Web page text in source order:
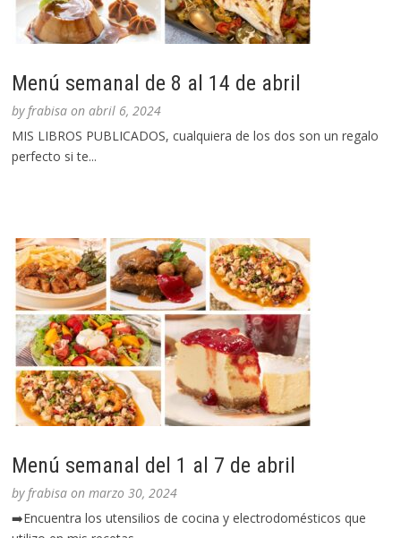
Menú semanal de 8 al 14 de abril
byfrabisa onabril 6, 2024
MIS LIBROS PUBLICADOS, cualquiera de los dos son un regalo
perfecto si te...
Menú semanal del 1 al 7 de abril
byfrabisa onmarzo 30, 2024
➡️Encuentra los utensilios de cocina y electrodomésticos que